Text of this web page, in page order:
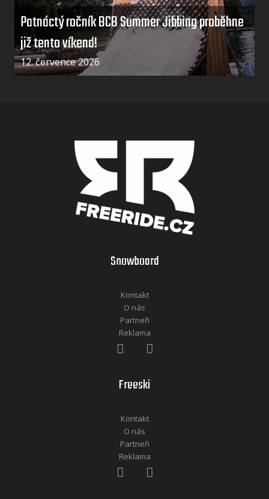
Patnáctý ročník BCB Summer Jibbing proběhne
již tento víkend!
12. července 2026
Snowboard
Kontakt
O nás
Partneři
Reklama
Freeski
Kontakt
O nás
Partneři
Reklama